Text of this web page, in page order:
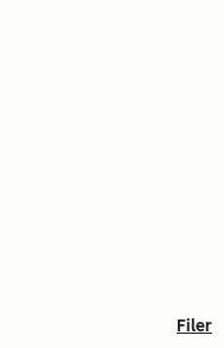
Filer